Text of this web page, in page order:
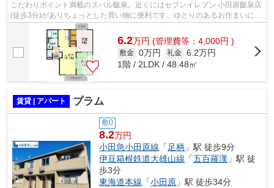
こだわりポイント満載のスバル飯泉。近くにはセブンイレブン 小田原飯泉店
(徒歩3分)がありちょっとした買い物に便利です。ゆとりのあるお住まいにす
みたい方は2LDKの間取りをご検討く...
6.2万円 (管理費等：4,000円 )
敷金 0万円 礼金 6.2万円
1階 / 2LDK / 48.48㎡
賃貸 | アパート プラム
敷0
8.2万円
小田急小田原線 「足柄 」駅 徒歩9分
伊豆箱根鉄道大雄山線 「五百羅漢 」駅 徒
歩3分
東海道本線 「小田原 」駅 徒歩34分